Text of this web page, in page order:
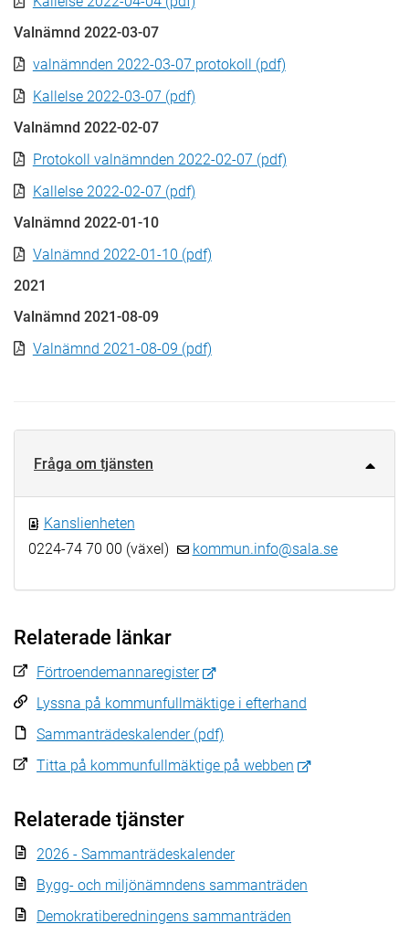
Valnämnd 2022-03-07
valnämnden 2022-03-07 protokoll (pdf)
Kallelse 2022-03-07 (pdf)
Valnämnd 2022-02-07
Protokoll valnämnden 2022-02-07 (pdf)
Kallelse 2022-02-07 (pdf)
Valnämnd 2022-01-10
Valnämnd 2022-01-10 (pdf)
2021
Valnämnd 2021-08-09
Valnämnd 2021-08-09 (pdf)
Fråga om tjänsten
Kanslienheten
0224-74 70 00 (växel)
kommun.info@sala.se
Relaterade länkar
Förtroendemannaregister
Lyssna på kommunfullmäktige i efterhand
Sammanträdeskalender (pdf)
Titta på kommunfullmäktige på webben
Relaterade tjänster
2026 - Sammanträdeskalender
Bygg- och miljönämndens sammanträden
Demokratiberedningens sammanträden